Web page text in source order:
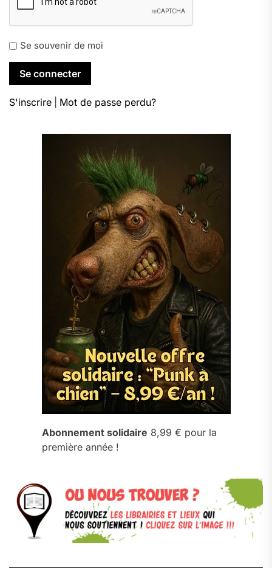
Se souvenir de moi
S'inscrire Mot de passe perdu?
Abonnement solidaire 8,99 € pour la
première année !